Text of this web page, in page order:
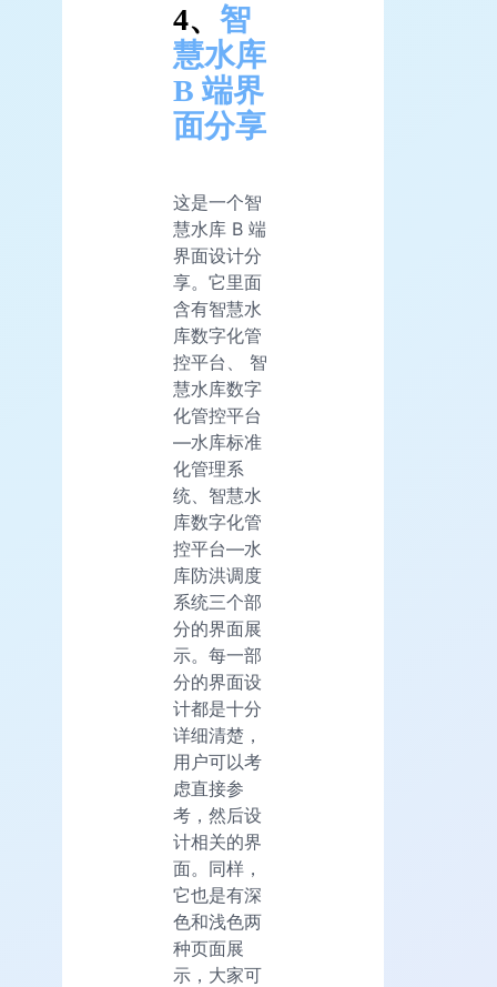
4、 智
慧水库
B 端界
面分享
这是一个智
慧水库 B 端
界面设计分
享。它里面
含有智慧水
库数字化管
控平台、 智
慧水库数字
化管控平台
—水库标准
化管理系
统、智慧水
库数字化管
控平台—水
库防洪调度
系统三个部
分的界面展
示。每一部
分的界面设
计都是十分
详细清楚，
用户可以考
虑直接参
考，然后设
计相关的界
面。同样，
它也是有深
色和浅色两
种页面展
示，大家可